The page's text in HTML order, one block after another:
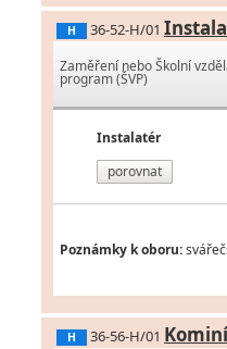
H 36-52-H/01
Zaměření nebo Školní
program (ŠVP)
Instalatér
porovnat
Poznámky k oboru:
H 36-56-H/01